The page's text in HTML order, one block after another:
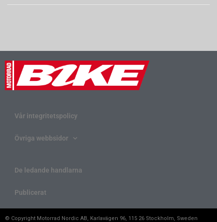
Vår integritetspolicy
Övriga webbsidor
De ledande handlarna
Publicerat
© Copyright Motorrad Nordic AB, Karlavägen 96, 115 26 Stockholm, Sweden